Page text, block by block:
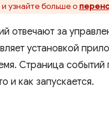
и узнайте больше о
отвечают за
установкой
Страница событий
и как запускается.